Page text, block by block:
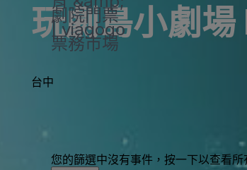
劇院門票
| viagogo
票務市場
玩劇島小劇
台中
您的篩選中沒有事件，按一下以查看所